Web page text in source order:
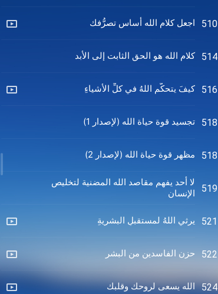
510 اجعل كلام الله أساس تصرُّفك
514 كلام الله هو الحق الثابت إلى الأبد
516 كيفَ يتحكَّم اللهُ في كلِّ الأشياءِ
518 تجسيد قوة حياة الله (لإصدار 1)
518 مظهر قوة حياة الله (لإصدار 2)
519
لا أحد يفهم مقاصد الله المضنية لتخليص
الإنسان
521 يرثي اللهُ لمستقبلِ البشريةِ
522 حزن الفاسدين من البشر
524 الله يسعى لروحك وقلبك